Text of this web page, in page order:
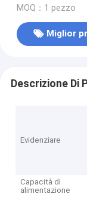
MOQ：1 pezzo
Miglior
Descrizione Di
Evidenziare
Capacità di
alimentazione